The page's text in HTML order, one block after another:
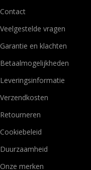
Contact
Veelgestelde vragen
Garantie en klachten
Betaalmogelijkheden
Leveringsinformatie
Verzendkosten
Retourneren
Cookiebeleid
Duurzaamheid
Onze merken